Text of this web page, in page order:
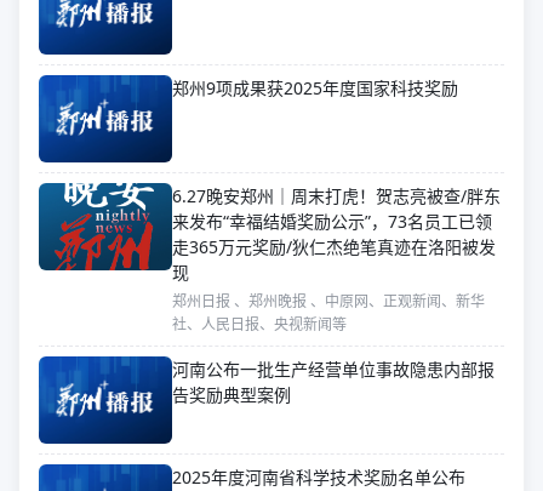
郑州9项成果获2025年度国家科技奖励
6.27晚安郑州｜周末打虎！贺志亮被查/胖东
来发布“幸福结婚奖励公示”，73名员工已领
走365万元奖励/狄仁杰绝笔真迹在洛阳被发
现
郑州日报 、郑州晚报 、中原网、正观新闻、新华
社、人民日报、央视新闻等
河南公布一批生产经营单位事故隐患内部报
告奖励典型案例
2025年度河南省科学技术奖励名单公布